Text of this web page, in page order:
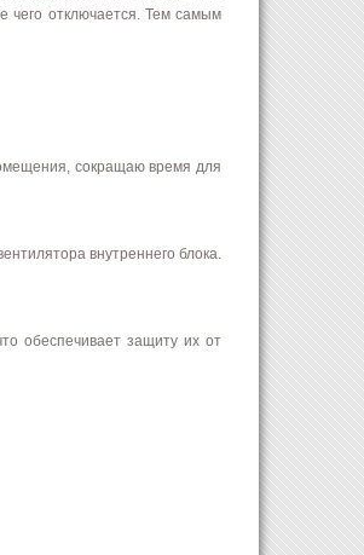
чего отключается. Тем самым
сокращаю время для
внутреннего блока.
обеспечивает защиту их от